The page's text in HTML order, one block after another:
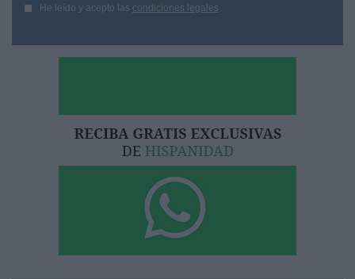
He leído y acepto las condiciones legales